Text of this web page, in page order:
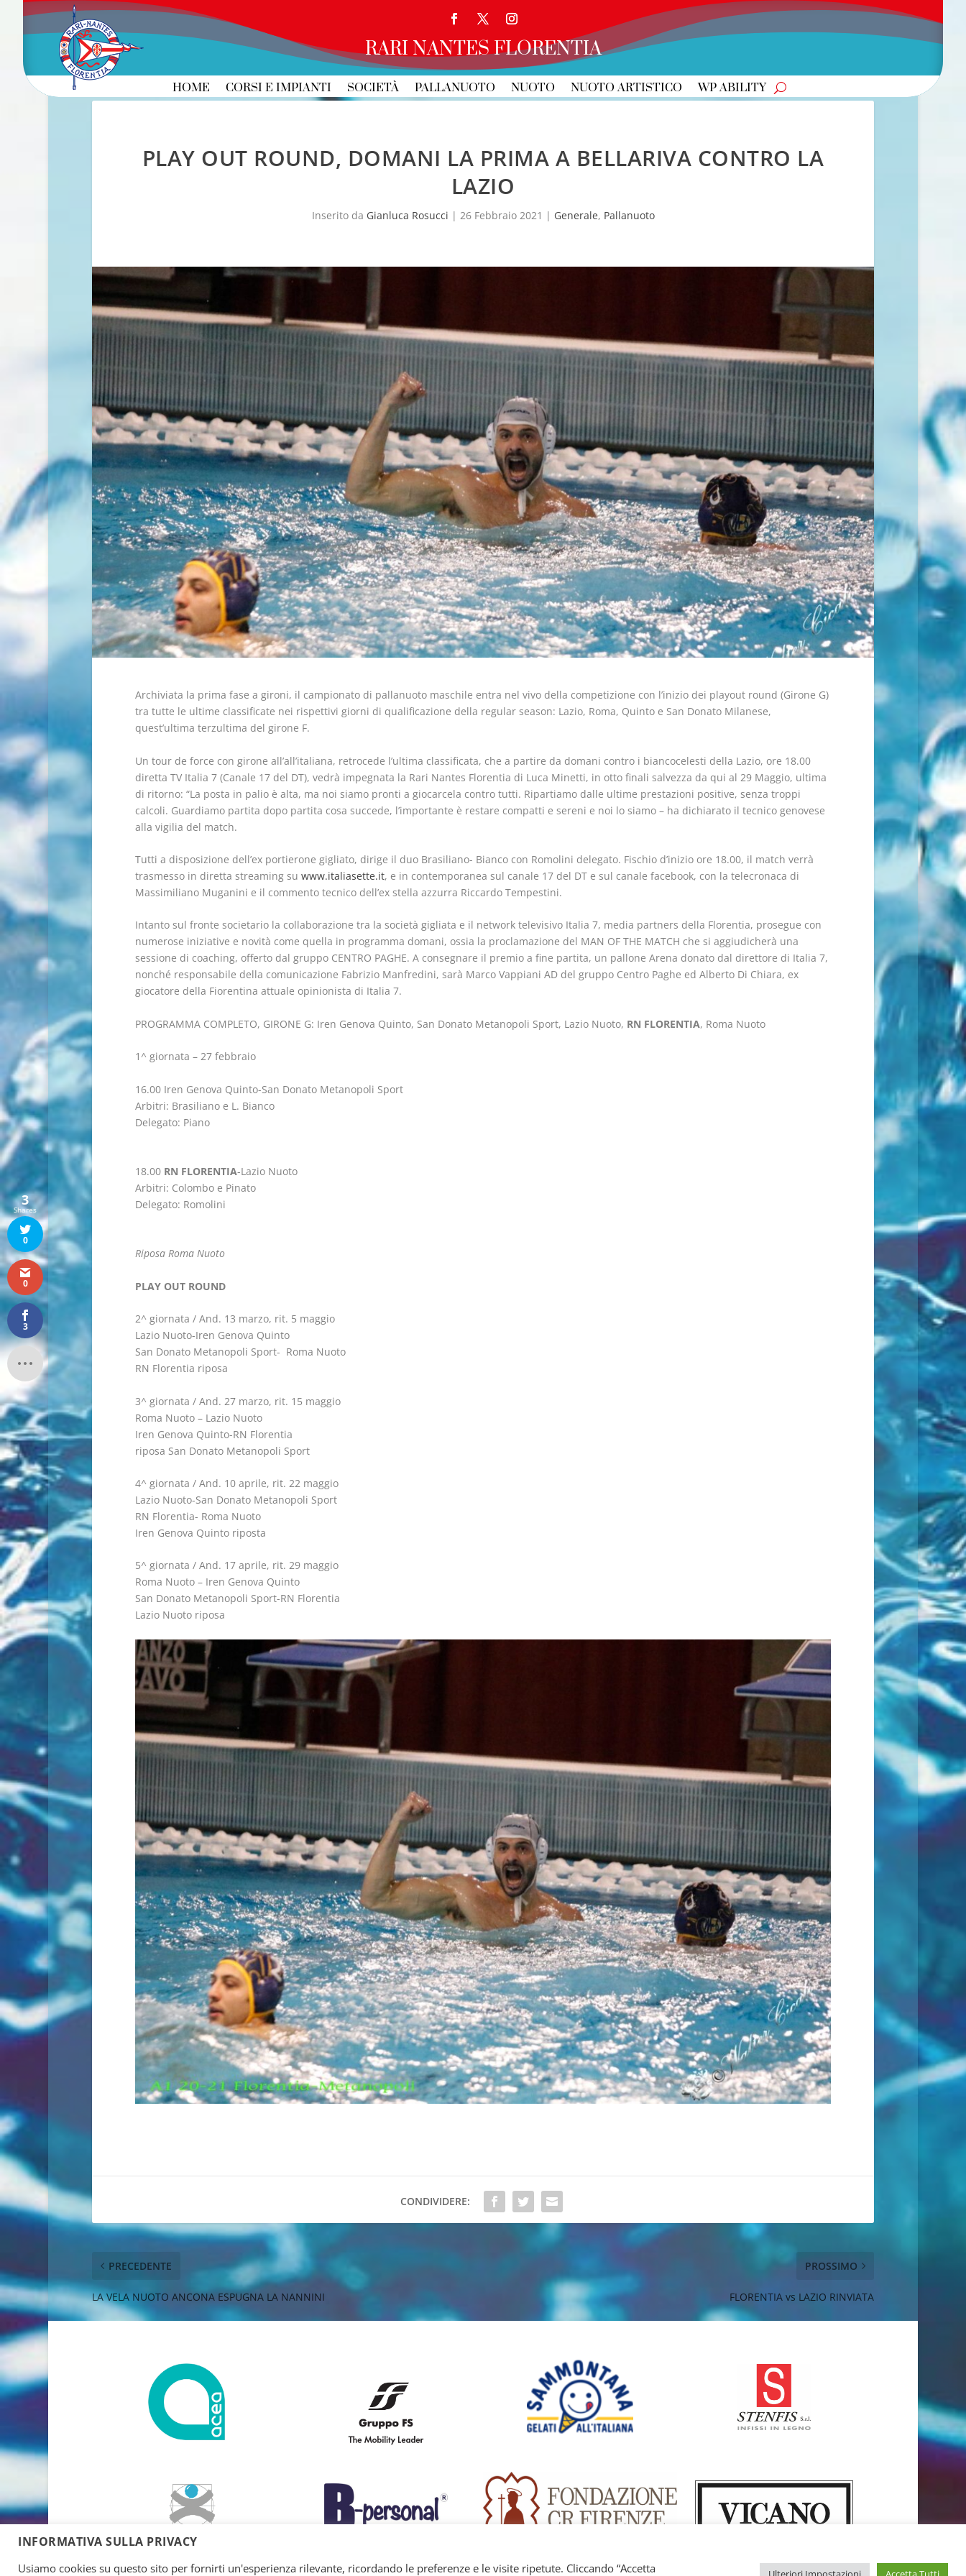
RARI NANTES FLORENTIA
HOME CORSI E IMPIANTI SOCIETÀ PALLANUOTO NUOTO NUOTO ARTISTICO WP ABILITY
PLAY OUT ROUND, DOMANI LA PRIMA A BELLARIVA CONTRO LA
LAZIO
Inserito da Gianluca Rosucci | 26 Febbraio 2021 | Generale, Pallanuoto
Archiviata la prima fase a gironi, il campionato di pallanuoto maschile entra nel vivo della competizione con l’inizio dei playout round (Girone G)
tra tutte le ultime classificate nei rispettivi giorni di qualificazione della regular season: Lazio, Roma, Quinto e San Donato Milanese,
quest’ultima terzultima del girone F.
Un tour de force con girone all’all’italiana, retrocede l’ultima classificata, che a partire da domani contro i biancocelesti della Lazio, ore 18.00
diretta TV Italia 7 (Canale 17 del DT), vedrà impegnata la Rari Nantes Florentia di Luca Minetti, in otto finali salvezza da qui al 29 Maggio, ultima
di ritorno: “La posta in palio è alta, ma noi siamo pronti a giocarcela contro tutti. Ripartiamo dalle ultime prestazioni positive, senza troppi
calcoli. Guardiamo partita dopo partita cosa succede, l’importante è restare compatti e sereni e noi lo siamo – ha dichiarato il tecnico genovese
alla vigilia del match.
Tutti a disposizione dell’ex portierone gigliato, dirige il duo Brasiliano- Bianco con Romolini delegato. Fischio d’inizio ore 18.00, il match verrà
trasmesso in diretta streaming su www.italiasette.it, e in contemporanea sul canale 17 del DT e sul canale facebook, con la telecronaca di
Massimiliano Muganini e il commento tecnico dell’ex stella azzurra Riccardo Tempestini.
Intanto sul fronte societario la collaborazione tra la società gigliata e il network televisivo Italia 7, media partners della Florentia, prosegue con
numerose iniziative e novità come quella in programma domani, ossia la proclamazione del MAN OF THE MATCH che si aggiudicherà una
sessione di coaching, offerto dal gruppo CENTRO PAGHE. A consegnare il premio a fine partita, un pallone Arena donato dal direttore di Italia 7,
nonché responsabile della comunicazione Fabrizio Manfredini, sarà Marco Vappiani AD del gruppo Centro Paghe ed Alberto Di Chiara, ex
giocatore della Fiorentina attuale opinionista di Italia 7.
PROGRAMMA COMPLETO, GIRONE G: Iren Genova Quinto, San Donato Metanopoli Sport, Lazio Nuoto, RN FLORENTIA, Roma Nuoto
1^ giornata – 27 febbraio
16.00 Iren Genova Quinto-San Donato Metanopoli Sport
Arbitri: Brasiliano e L. Bianco
Delegato: Piano
18.00 RN FLORENTIA-Lazio Nuoto
Arbitri: Colombo e Pinato
Delegato: Romolini
Riposa Roma Nuoto
PLAY OUT ROUND
2^ giornata / And. 13 marzo, rit. 5 maggio
Lazio Nuoto-Iren Genova Quinto
San Donato Metanopoli Sport- Roma Nuoto
RN Florentia riposa
3^ giornata / And. 27 marzo, rit. 15 maggio
Roma Nuoto – Lazio Nuoto
Iren Genova Quinto-RN Florentia
riposa San Donato Metanopoli Sport
4^ giornata / And. 10 aprile, rit. 22 maggio
Lazio Nuoto-San Donato Metanopoli Sport
RN Florentia- Roma Nuoto
Iren Genova Quinto riposta
5^ giornata / And. 17 aprile, rit. 29 maggio
Roma Nuoto – Iren Genova Quinto
San Donato Metanopoli Sport-RN Florentia
Lazio Nuoto riposa
CONDIVIDERE:
PRECEDENTE
LA VELA NUOTO ANCONA ESPUGNA LA NANNINI
PROSSIMO
FLORENTIA vs LAZIO RINVIATA
INFORMATIVA SULLA PRIVACY
Usiamo cookies su questo sito per fornirti un'esperienza rilevante, ricordando le preferenze e le visite ripetute. Cliccando “Accetta
3
Shares
0
0
3